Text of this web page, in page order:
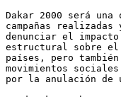
Dakar 2000 será
campañas
denunciar el impacto
estructural sobre el
países, pero
movimientos
por la anulación